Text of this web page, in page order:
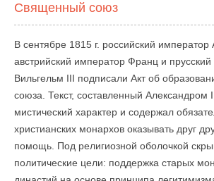
Священный союз
В сентябре 1815 г. российский император
австрийский император Франц и
Вильгельм III подписали Акт об
союза. Текст, составленный Александром
мистический характер и содержал
христианских монархов оказывать друг
помощь. Под религиозной оболочкой
политические цели: поддержка старых